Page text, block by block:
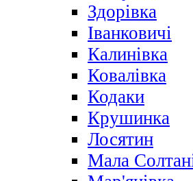
Здорівка
Іванковичі
Калинівка
Ковалівка
Кодаки
Крушинка
Лосятин
Мала